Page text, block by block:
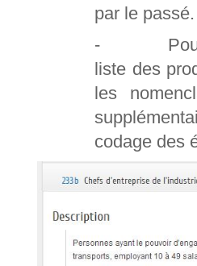
par le passé.
- Pour les
liste des
les
codage des